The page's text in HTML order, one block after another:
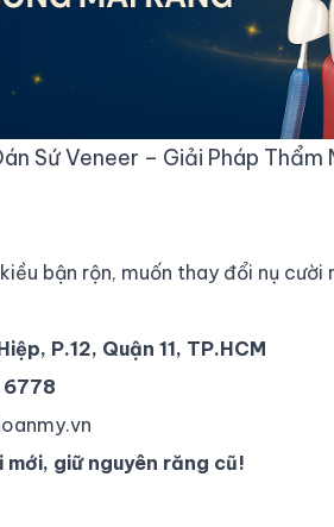
Sứ Veneer – Giải Pháp Thẩm
bận rộn, muốn thay đổi nụ cười
P.12, Quận 11, TP.HCM
mới, giữ nguyên răng cũ!